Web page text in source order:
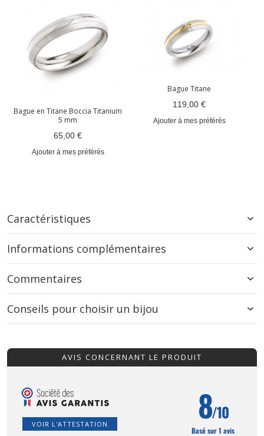
Bague en Titane Boccia Titanium
5 mm
65,00 €
Ajouter à mes préférés
Bague Titane
119,00 €
Ajouter à mes préférés
Caractéristiques
Informations complémentaires
Commentaires
Conseils pour choisir un bijou
AVIS CONCERNANT LE PRODUIT
VOIR L'ATTESTATION 8/10
Basé sur 1 avis